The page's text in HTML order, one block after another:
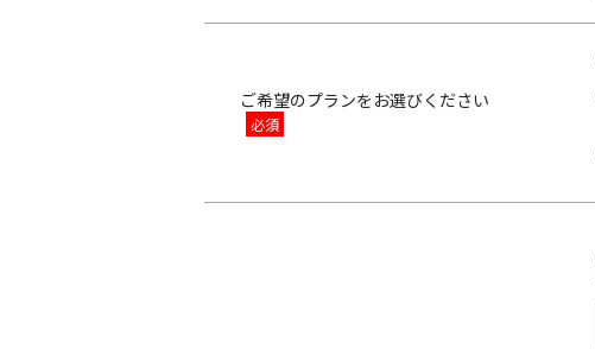
セットリング
ご希望のプランをお選びください